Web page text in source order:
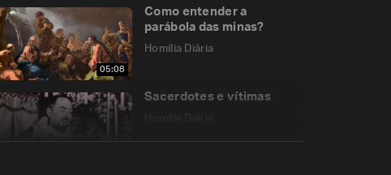
05:08
Como entender a
parábola das minas?
Homilia Diária
Sacerdotes e vítimas